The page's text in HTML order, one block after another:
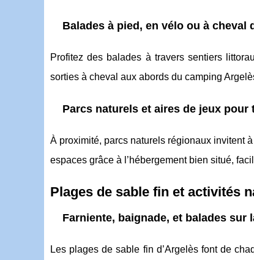
Balades à pied, en vélo ou à cheval
Profitez des balades à travers sentiers
sorties à cheval aux abords du camping
Parcs naturels et aires de jeux pour
À proximité, parcs naturels régionaux invitent
espaces grâce à l’hébergement bien situé,
Plages de sable fin et activités
Farniente, baignade, et balades sur
Les plages de sable fin d’Argelès font de